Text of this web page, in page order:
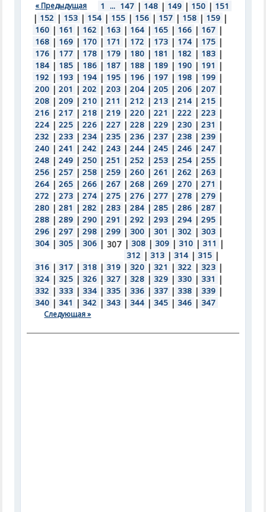
« Предыдущая 1 ... 147 | 148 | 149 | 150 | 151
| 152 | 153 | 154 | 155 | 156 | 157 | 158 | 159 |
160 | 161 | 162 | 163 | 164 | 165 | 166 | 167 |
168 | 169 | 170 | 171 | 172 | 173 | 174 | 175 |
176 | 177 | 178 | 179 | 180 | 181 | 182 | 183 |
184 | 185 | 186 | 187 | 188 | 189 | 190 | 191 |
192 | 193 | 194 | 195 | 196 | 197 | 198 | 199 |
200 | 201 | 202 | 203 | 204 | 205 | 206 | 207 |
208 | 209 | 210 | 211 | 212 | 213 | 214 | 215 |
216 | 217 | 218 | 219 | 220 | 221 | 222 | 223 |
224 | 225 | 226 | 227 | 228 | 229 | 230 | 231 |
232 | 233 | 234 | 235 | 236 | 237 | 238 | 239 |
240 | 241 | 242 | 243 | 244 | 245 | 246 | 247 |
248 | 249 | 250 | 251 | 252 | 253 | 254 | 255 |
256 | 257 | 258 | 259 | 260 | 261 | 262 | 263 |
264 | 265 | 266 | 267 | 268 | 269 | 270 | 271 |
272 | 273 | 274 | 275 | 276 | 277 | 278 | 279 |
280 | 281 | 282 | 283 | 284 | 285 | 286 | 287 |
288 | 289 | 290 | 291 | 292 | 293 | 294 | 295 |
296 | 297 | 298 | 299 | 300 | 301 | 302 | 303 |
304 | 305 | 306 | 307 | 308 | 309 | 310 | 311 |
312 | 313 | 314 | 315 |
316 | 317 | 318 | 319 | 320 | 321 | 322 | 323 |
324 | 325 | 326 | 327 | 328 | 329 | 330 | 331 |
332 | 333 | 334 | 335 | 336 | 337 | 338 | 339 |
340 | 341 | 342 | 343 | 344 | 345 | 346 | 347
Следующая »